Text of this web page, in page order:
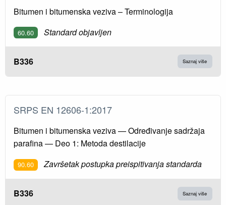
Bitumen i bitumenska veziva – Terminologija
60.60 Standard objavljen
B336 Saznaj više
SRPS EN 12606-1:2017
Bitumen i bitumenska veziva — Određivanje sadržaja
parafina — Deo 1: Metoda destilacije
90.60 Završetak postupka preispitivanja standarda
B336 Saznaj više